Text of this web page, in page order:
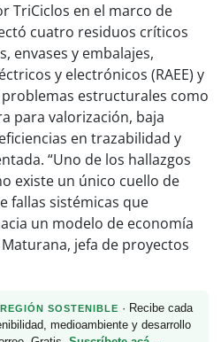
TriCiclos en el marco de
cuatro residuos críticos
envases y embalajes,
y electrónicos (RAEE) y
estructurales como
para valorización, baja
en trazabilidad y
“Uno de los hallazgos
existe un único cuello de
fallas sistémicas que
un modelo de economía
jefa de proyectos
SOSTENIBLE · Recibe cada
medioambiente y desarrollo